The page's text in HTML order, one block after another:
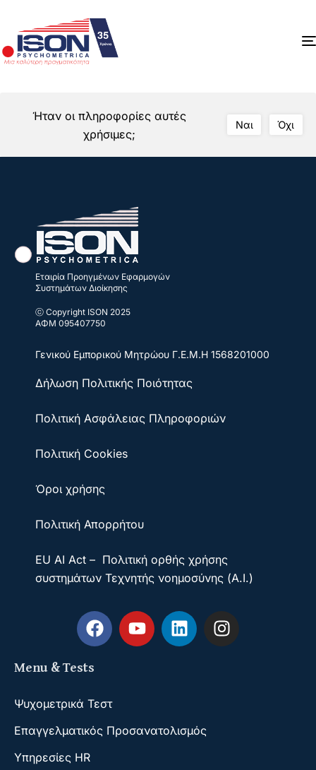
Ήταν οι πληροφορίες αυτές
χρήσιμες;
Ναι Όχι
Εταιρία Προηγμένων Εφαρμογών
Συστημάτων Διοίκησης
ⓒ Copyright ISON 2025
ΑΦΜ 095407750
Γενικού Εμπορικού Μητρώου Γ.Ε.Μ.Η 1568201000
Δήλωση Πολιτικής Ποιότητας
Πολιτική Ασφάλειας Πληροφοριών
Πολιτική Cookies
Όροι χρήσης
Πολιτική Απορρήτου
EU AI Act – Πολιτική ορθής χρήσης
συστημάτων Τεχνητής νοημοσύνης (A.I.)
Menu & Tests
Ψυχομετρικά Τεστ
Επαγγελματικός Προσανατολισμός
Υπηρεσίες HR